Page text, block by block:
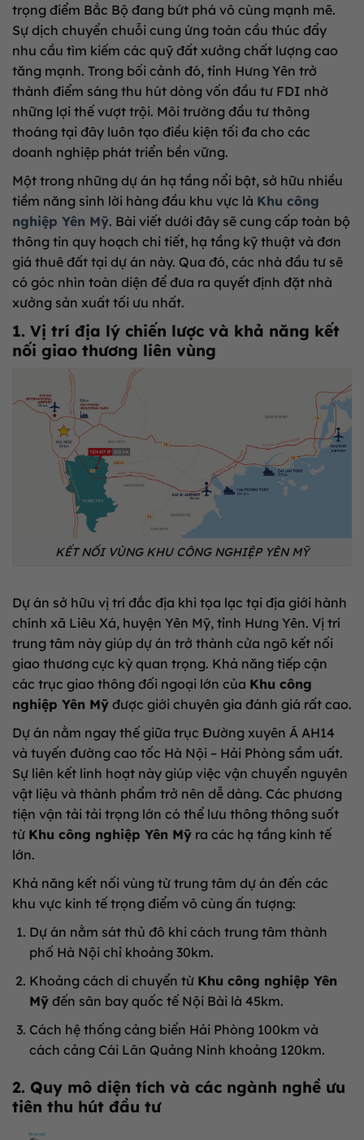
trọng điểm Bắc Bộ đang bứt phá vô cùng mạnh mẽ.
Sự dịch chuyển chuỗi cung ứng toàn cầu thúc đẩy
nhu cầu tìm kiếm các quỹ đất xưởng chất lượng cao
tăng mạnh. Trong bối cảnh đó, tỉnh Hưng Yên trở
thành điểm sáng thu hút dòng vốn đầu tư FDI nhờ
những lợi thế vượt trội. Môi trường đầu tư thông
thoáng tại đây luôn tạo điều kiện tối đa cho các
doanh nghiệp phát triển bền vững.
Một trong những dự án hạ tầng nổi bật, sở hữu nhiều
tiềm năng sinh lời hàng đầu khu vực là Khu công
nghiệp Yên Mỹ. Bài viết dưới đây sẽ cung cấp toàn bộ
thông tin quy hoạch chi tiết, hạ tầng kỹ thuật và đơn
giá thuê đất tại dự án này. Qua đó, các nhà đầu tư sẽ
có góc nhìn toàn diện để đưa ra quyết định đặt nhà
xưởng sản xuất tối ưu nhất.
1. Vị trí địa lý chiến lược và khả năng kết
nối giao thương liên vùng
KẾT NỐI VÙNG KHU CÔNG NGHIỆP YÊN MỸ
Dự án sở hữu vị trí đắc địa khi tọa lạc tại địa giới hành
chính xã Liêu Xá, huyện Yên Mỹ, tỉnh Hưng Yên. Vị trí
trung tâm này giúp dự án trở thành cửa ngõ kết nối
giao thương cực kỳ quan trọng. Khả năng tiếp cận
các trục giao thông đối ngoại lớn của Khu công
nghiệp Yên Mỹ được giới chuyên gia đánh giá rất cao.
Dự án nằm ngay thế giữa trục Đường xuyên Á AH14
và tuyến đường cao tốc Hà Nội – Hải Phòng sầm uất.
Sự liên kết linh hoạt này giúp việc vận chuyển nguyên
vật liệu và thành phẩm trở nên dễ dàng. Các phương
tiện vận tải tải trọng lớn có thể lưu thông thông suốt
từ Khu công nghiệp Yên Mỹ ra các hạ tầng kinh tế
lớn.
Khả năng kết nối vùng từ trung tâm dự án đến các
khu vực kinh tế trọng điểm vô cùng ấn tượng:
Dự án nằm sát thủ đô khi cách trung tâm thành
phố Hà Nội chỉ khoảng 30km.
Khoảng cách di chuyển từ Khu công nghiệp Yên
Mỹđến sân bay quốc tế Nội Bài là 45km.
Cách hệ thống cảng biển Hải Phòng 100km và
cách cảng Cái Lân Quảng Ninh khoảng 120km.
2. Quy mô diện tích và các ngành nghề ưu
tiên thu hút đầu tư